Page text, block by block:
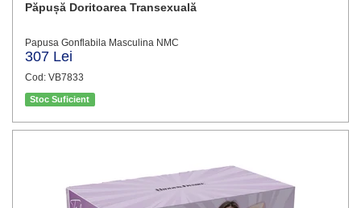
Păpușă Doritoarea Transexuală
Papusa Gonflabila Masculina NMC
307 Lei
Cod: VB7833
Stoc Suficient